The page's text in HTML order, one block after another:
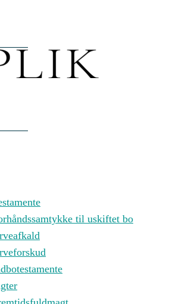
til uskiftet bo